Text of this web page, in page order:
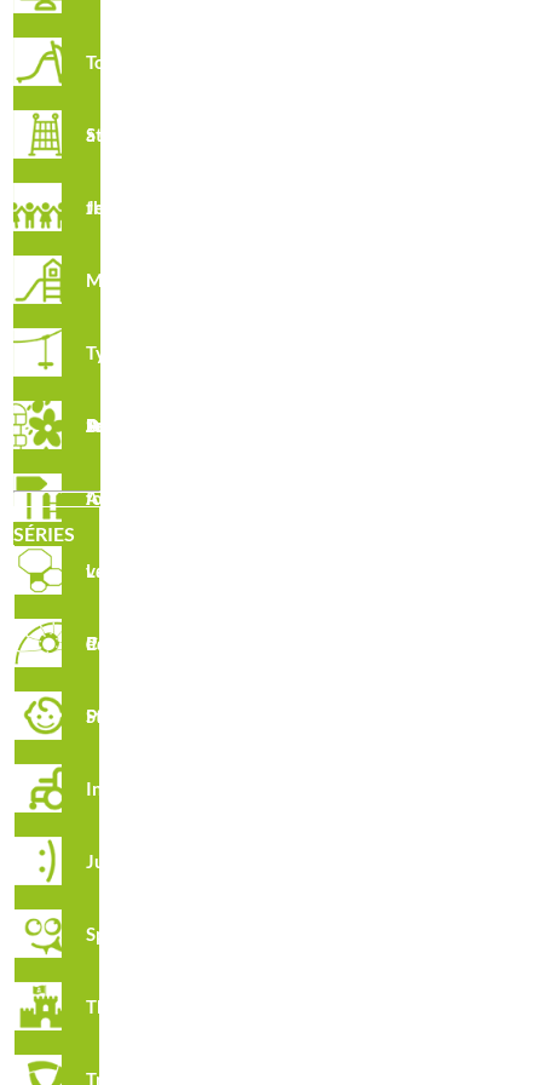
Toboggans
Structures à Grimper
Jeux à thème
Multijeux
Tyroliennes
Sols Pour Aires De Jeux
Autres fournitures
SÉRIES
Labyrinthes verticaux
Parcour de Cordes
Stimulation Précoce
Integration
Juga
Spooky
Thématique
Tribox